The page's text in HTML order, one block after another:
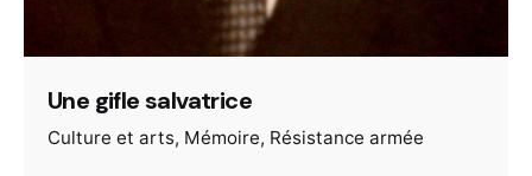
Une gifle salvatrice
Culture et arts Mémoire Résistance armée